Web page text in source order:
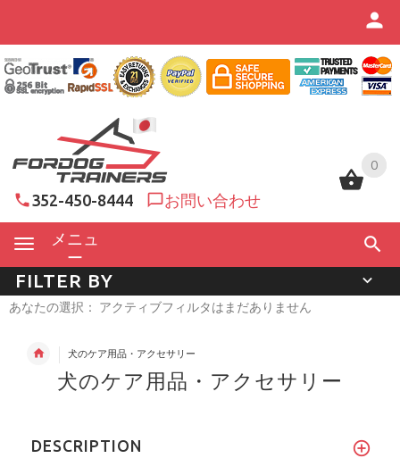
0
352-450-8444 お問い合わせ
メニュ
ー
0
FILTER BY
あなたの選択： アクティブフィルタはまだありません
犬のケア用品・アクセサリー
犬のケア用品・アクセサリー
DESCRIPTION